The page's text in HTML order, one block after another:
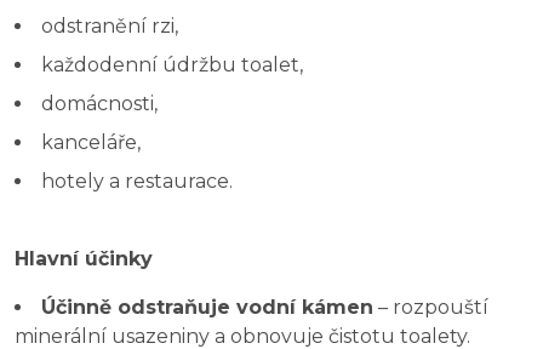
odstranění rzi,
každodenní údržbu toalet,
domácnosti,
kanceláře,
hotely a restaurace.
Hlavní účinky
Účinně odstraňuje vodní kámen – rozpouští
minerální usazeniny a obnovuje čistotu toalety.